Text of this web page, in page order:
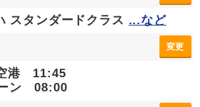
スタンダードクラス ...など
変更
港 11:45
ン 08:00